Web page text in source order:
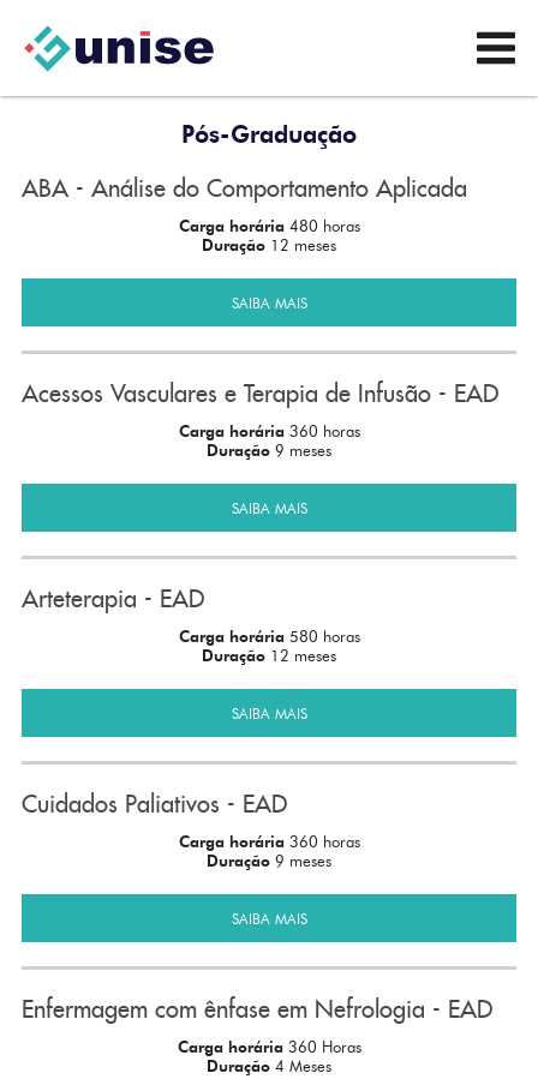
Pós-Graduação
ABA - Análise do Comportamento Aplicada
Carga horária 480 horas
Duração 12 meses
SAIBA MAIS
Acessos Vasculares e Terapia de Infusão - EAD
Carga horária 360 horas
Duração 9 meses
SAIBA MAIS
Arteterapia - EAD
Carga horária 580 horas
Duração 12 meses
SAIBA MAIS
Cuidados Paliativos - EAD
Carga horária 360 horas
Duração 9 meses
SAIBA MAIS
Enfermagem com ênfase em Nefrologia - EAD
Carga horária 360 Horas
Duração 4 Meses